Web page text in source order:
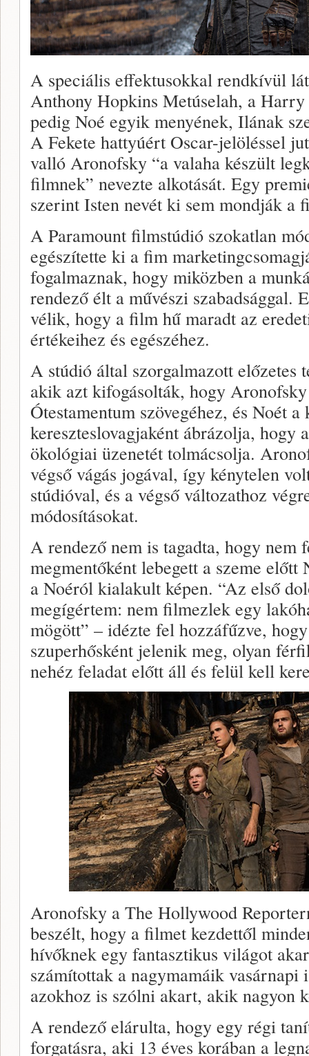
A speciális effektusokkal rendkívül
Anthony Hopkins Metúselah, a Harry
pedig Noé egyik menyének, Ilának
A Fekete hattyúért Oscar-jelöléssel
valló Aronofsky “a valaha készült
filmnek” nevezte alkotását. Egy
szerint Isten nevét ki sem mondják a
A Paramount filmstúdió szokatlan
egészítette ki a fim
fogalmaznak, hogy miközben a
rendező élt a művészi szabadsággal.
vélik, hogy a film hű maradt az
értékeihez és egészéhez.
A stúdió által szorgalmazott előzetes
akik azt kifogásolták, hogy
Ótestamentum szövegéhez, és Noét
kereszteslovagjaként ábrázolja, hogy
ökológiai üzenetét tolmácsolja.
végső vágás jogával, így kénytelen
stúdióval, és a végső változathoz
módosításokat.
A rendező nem is tagadta, hogy nem
megmentőként lebegett a szeme
a Noéról kialakult képen. “Az első
megígértem: nem filmezlek egy
mögött” – idézte fel hozzáfűzve,
szuperhősként jelenik meg, olyan
nehéz feladat előtt áll és felül kell
Aronofsky a The Hollywood
beszélt, hogy a filmet kezdettől
hívőknek egy fantasztikus világot
számítottak a nagymamáik vasárnapi
azokhoz is szólni akart, akik nagyon
A rendező elárulta, hogy egy régi
forgatásra, aki 13 éves korában a